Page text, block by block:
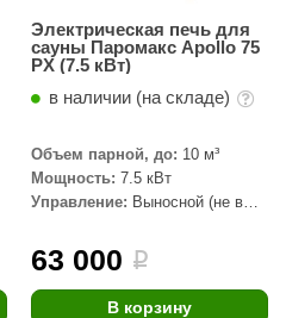
Электрическая печь для
сауны Паромакс Apollo 75
PX (7.5 кВт)
в наличии (на складе)
Объем парной, до: 10 м³
Мощность: 7.5 кВт
Управление: Выносной (не в
63 000 i
В корзину